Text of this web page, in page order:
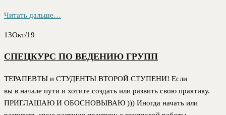
Читать дальше…
13Окт/19
СПЕЦКУРС ПО ВЕДЕНИЮ ГРУПП
ТЕРАПЕВТЫ и СТУДЕНТЫ ВТОРОЙ СТУПЕНИ! Если
вы в начале пути и хотите создать или развить свою практику.
ПРИГЛАШАЮ И ОБОСНОВЫВАЮ ))) Иногда начать или